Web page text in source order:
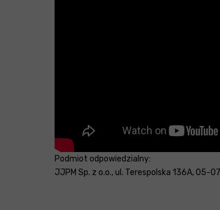
Podmiot odpowiedzialny:
JJPM Sp. z o.o., ul. Terespolska 136A, 05-